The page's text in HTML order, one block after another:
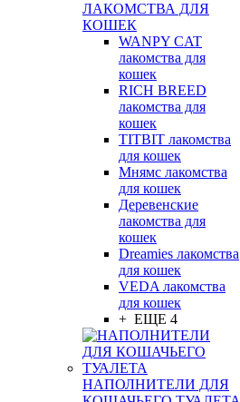
ЛАКОМСТВА ДЛЯ
КОШЕК
WANPY CAT
лакомства для
кошек
RICH BREED
лакомства для
кошек
TITBIT лакомства
для кошек
Мнямс лакомства
для кошек
Деревенские
лакомства для
кошек
Dreamies лакомства
для кошек
VEDA лакомства
для кошек
+ ЕЩЕ 4
НАПОЛНИТЕЛИ ДЛЯ